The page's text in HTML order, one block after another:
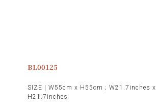
BL00125
SIZE | W55cm x H55cm ; W21.7inches x
H21.7inches